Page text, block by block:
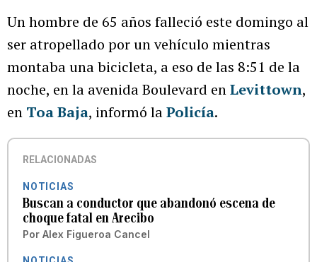
Un hombre de 65 años falleció este domingo al
ser atropellado por un vehículo mientras
montaba una bicicleta, a eso de las 8:51 de la
noche, en la avenida Boulevard enLevittown,
en Toa Baja, informó laPolicía.
RELACIONADAS
NOTICIAS
Buscan a conductor que abandonó escena de
choque fatal en Arecibo
Por Alex Figueroa Cancel